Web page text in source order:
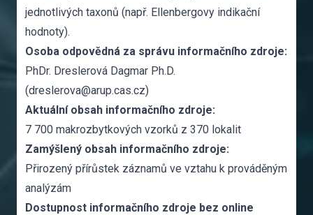
jednotlivých taxonů (např. Ellenbergovy indikační
hodnoty).
Osoba odpovědná za správu informačního zdroje:
PhDr. Dreslerová Dagmar Ph.D.
(dreslerova@arup.cas.cz)
Aktuální obsah informačního zdroje:
7 700 makrozbytkových vzorků z 370 lokalit
Zamýšlený obsah informačního zdroje:
Přirozený přírůstek záznamů ve vztahu k prováděným
analýzám
Dostupnost informačního zdroje bez online